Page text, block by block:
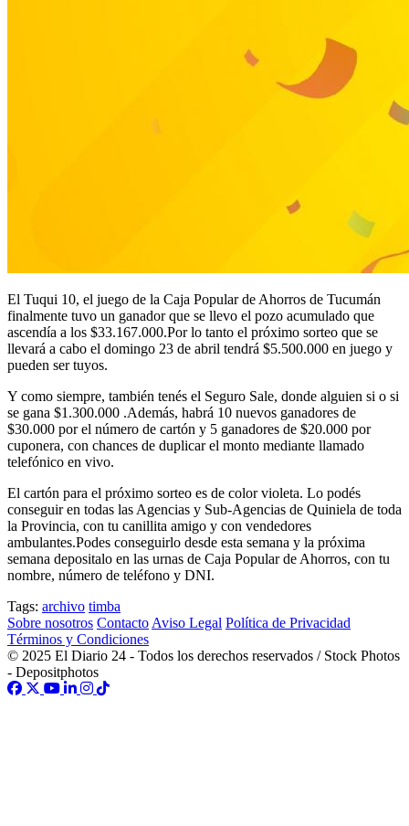
El Tuqui 10, el juego de la Caja Popular de Ahorros de Tucumán
finalmente tuvo un ganador que se llevo el pozo acumulado que
ascendía a los $33.167.000.Por lo tanto el próximo sorteo que se
llevará a cabo el domingo 23 de abril tendrá $5.500.000 en juego y
pueden ser tuyos.
Y como siempre, también tenés el Seguro Sale, donde alguien si o si
se gana $1.300.000 .Además, habrá 10 nuevos ganadores de
$30.000 por el número de cartón y 5 ganadores de $20.000 por
cuponera, con chances de duplicar el monto mediante llamado
telefónico en vivo.
El cartón para el próximo sorteo es de color violeta. Lo podés
conseguir en todas las Agencias y Sub-Agencias de Quiniela de toda
la Provincia, con tu canillita amigo y con vendedores
ambulantes.Podes conseguirlo desde esta semana y la próxima
semana depositalo en las urnas de Caja Popular de Ahorros, con tu
nombre, número de teléfono y DNI.
Tags: archivo timba
Sobre nosotros Contacto Aviso Legal Política de Privacidad
Términos y Condiciones
© 2025 El Diario 24 - Todos los derechos reservados / Stock Photos
- Depositphotos